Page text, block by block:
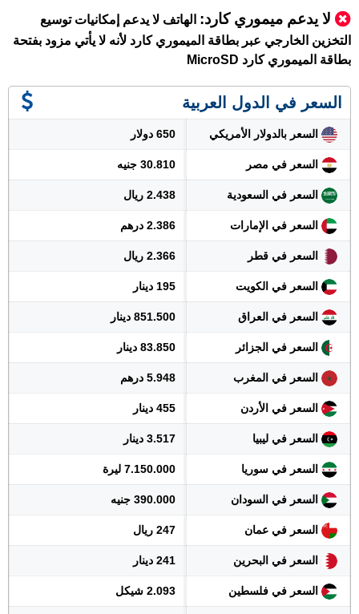
لا يدعم ميموري كارد: الهاتف لا يدعم إمكانيات توسيع
التخزين الخارجي عبر بطاقة الميموري كارد لأنه لا يأتي مزود بفتحة
بطاقة الميموري كارد MicroSD
السعر في الدول العربية
السعر بالدولار الأمريكي 650 دولار
السعر في مصر 30.810 جنيه
السعر في السعودية 2.438 ريال
السعر في الإمارات 2.386 درهم
السعر في قطر 2.366 ريال
السعر في الكويت 195 دينار
السعر في العراق 851.500 دينار
السعر في الجزائر 83.850 دينار
السعر في المغرب 5.948 درهم
السعر في الأردن 455 دينار
السعر في ليبيا 3.517 دينار
السعر في سوريا 7.150.000 ليرة
السعر في السودان 390.000 جنيه
السعر في عمان 247 ريال
السعر في البحرين 241 دينار
السعر في فلسطين 2.093 شيكل